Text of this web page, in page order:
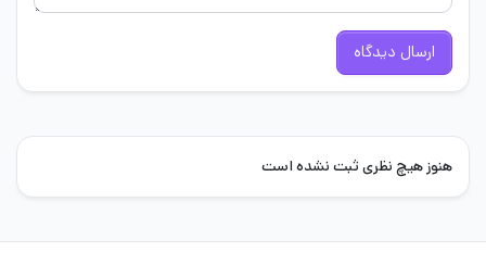
ارسال دیدگاه
هنوز هیچ نظری ثبت نشده است